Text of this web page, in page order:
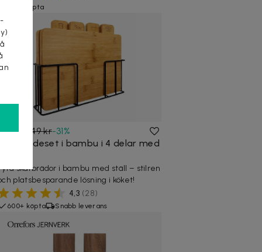
150+ köpta
kr 649 kr-31%
Skärbrädeset i bambu i 4 delar med
skärbrädor i bambu med ställ – stilren
platsbesparande lösning i köket!
4,3 (28)
600+ köpta Snabb leverans